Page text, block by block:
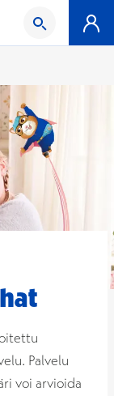
Palvelu
voi arvioida